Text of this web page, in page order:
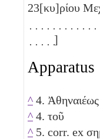
23[κυ]ρίου
̣ ̣ ̣ ̣ ̣]
Apparatus
^ 4. Ἀθηναιέως
^ 4. τοῦ
^ 5. corr. ex